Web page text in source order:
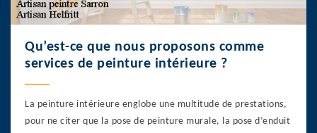
Qu’est-ce que nous proposons comme
services de peinture intérieure ?
La peinture intérieure englobe une multitude de prestations,
pour ne citer que la pose de peinture murale, la pose d’enduit